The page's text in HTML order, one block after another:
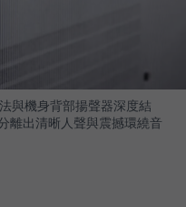
與機身背部揚聲器深度結
離出清晰人聲與震撼環繞音